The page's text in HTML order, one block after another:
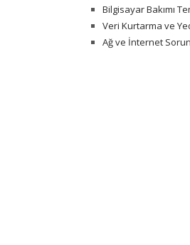
Bilgisayar Bakımı
Veri Kurtarma ve
Ağ ve İnternet